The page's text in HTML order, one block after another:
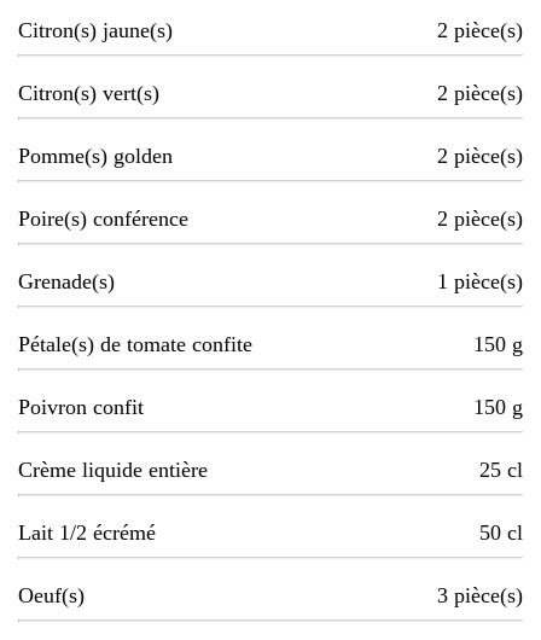
Citron(s) jaune(s) 2 pièce(s)
Citron(s) vert(s) 2 pièce(s)
Pomme(s) golden 2 pièce(s)
Poire(s) conférence 2 pièce(s)
Grenade(s) 1 pièce(s)
Pétale(s) de tomate confite 150 g
Poivron confit 150 g
Crème liquide entière 25 cl
Lait 1/2 écrémé 50 cl
Oeuf(s) 3 pièce(s)